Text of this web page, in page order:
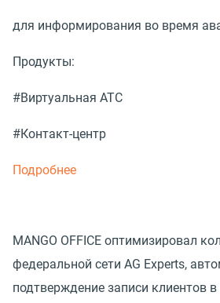
для информирования во время
Продукты:
#Виртуальная АТС
#Контакт-центр
Подробнее
MANGO OFFICE оптимизировал
федеральной сети AG Experts,
подтверждение записи клиентов